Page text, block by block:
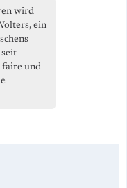
wird
ein
faire und